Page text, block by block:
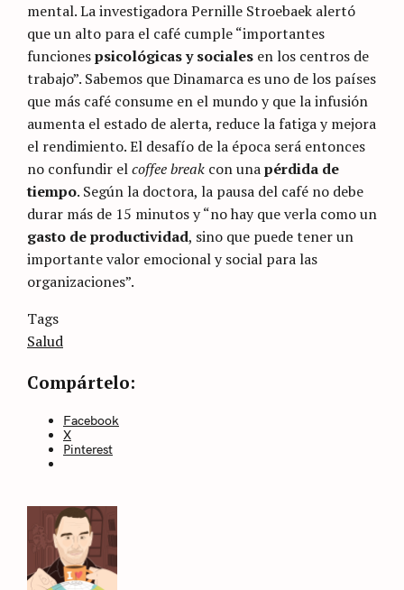
mental. La investigadora Pernille Stroebaek alertó
que un alto para el café cumple “importantes
funcionespsicológicas y sociales en los centros de
trabajo”. Sabemos que Dinamarca es uno de los países
que más café consume en el mundo y que la infusión
aumenta el estado de alerta, reduce la fatiga y mejora
el rendimiento. El desafío de la época será entonces
no confundir elcoffee break con unapérdida de
tiempo. Según la doctora, la pausa del café no debe
durar más de 15 minutos y “no hay que verla como un
gasto de productividad, sino que puede tener un
importante valor emocional y social para las
organizaciones”.
Categories
categoría
Tags
Salud
Compártelo:
Facebook
X
Pinterest